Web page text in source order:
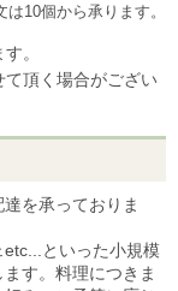
10個から承ります。
。
頂く場合がござい
を承っておりま
といった小規模
す。料理につきま